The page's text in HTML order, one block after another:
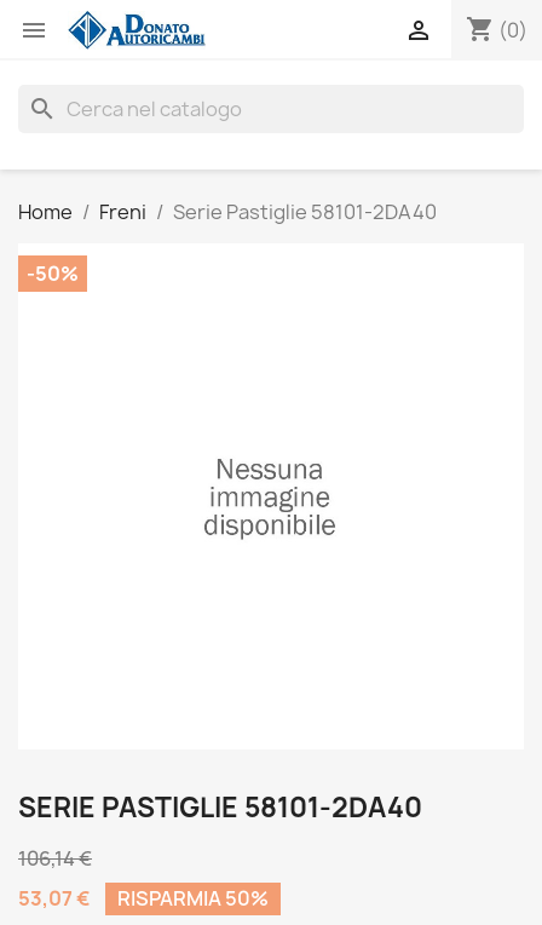
 shopping_cart (0)

search
Home Freni Serie Pastiglie 58101-2DA40
-50%
SERIE PASTIGLIE 58101-2DA40
106,14 €
53,07 €
RISPARMIA 50%